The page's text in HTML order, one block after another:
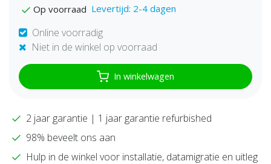
Op voorraad Levertijd: 2-4 dagen
Online voorradig
Niet in de winkel op voorraad
In winkelwagen
2 jaar garantie | 1 jaar garantie refurbished
98% beveelt ons aan
Hulp in de winkel voor installatie, datamigratie en uitleg